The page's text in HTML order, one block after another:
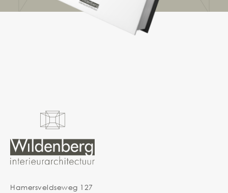
Hamersveldseweg 127